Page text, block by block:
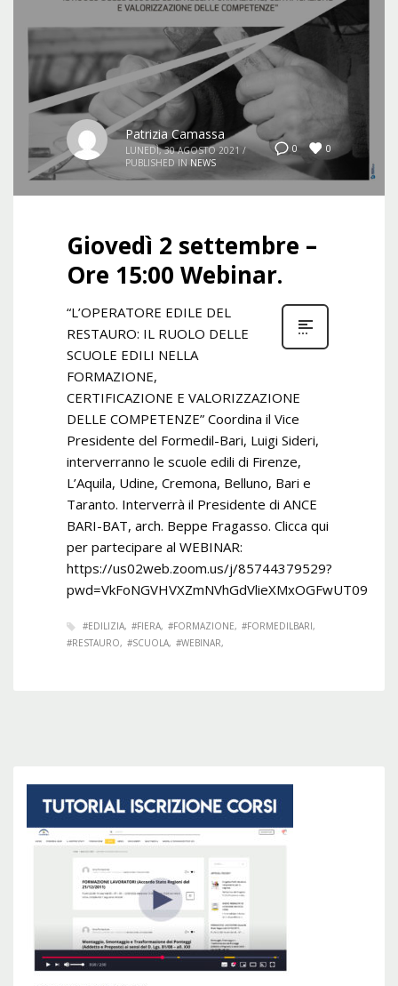
0 0
Patrizia Camassa
LUNEDÌ, 30 AGOSTO 2021 /
PUBLISHED IN NEWS
Giovedì 2 settembre –
Ore 15:00 Webinar.
“L’OPERATORE EDILE DEL
RESTAURO: IL RUOLO DELLE
SCUOLE EDILI NELLA
FORMAZIONE,
CERTIFICAZIONE E VALORIZZAZIONE
DELLE COMPETENZE” Coordina il Vice
Presidente del Formedil-Bari, Luigi Sideri,
interverranno le scuole edili di Firenze,
L’Aquila, Udine, Cremona, Belluno, Bari e
Taranto. Interverrà il Presidente di ANCE
BARI-BAT, arch. Beppe Fragasso. Clicca qui
per partecipare al WEBINAR:
https://us02web.zoom.us/j/85744379529?
pwd=VkFoNGVHVXZmNVhGdVlieXMxOGFwUT09
#EDILIZIA #FIERA #FORMAZIONE
#FORMEDILBARI
#RESTAURO
#SCUOLA #WEBINAR